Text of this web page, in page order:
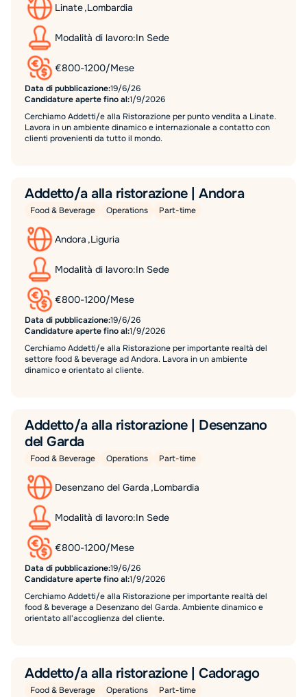
Linate,Lombardia
Modalità di lavoro:In Sede
€800-1200/Mese
Data di pubblicazione:19/6/26
Candidature aperte fino al:1/9/2026
Cerchiamo Addetti/e alla Ristorazione per punto vendita a Linate.
Lavora in un ambiente dinamico e internazionale a contatto con
clienti provenienti da tutto il mondo.
Addetto/a alla ristorazione | Andora
Food & Beverage Operations Part-time
Andora ,Liguria
Modalità di lavoro:In Sede
€800-1200/Mese
Data di pubblicazione:19/6/26
Candidature aperte fino al:1/9/2026
Cerchiamo Addetti/e alla Ristorazione per importante realtà del
settore food & beverage ad Andora. Lavora in un ambiente
dinamico e orientato al cliente.
Addetto/a alla ristorazione | Desenzano
del Garda
Food & Beverage Operations Part-time
Desenzano del Garda ,Lombardia
Modalità di lavoro:In Sede
€800-1200/Mese
Data di pubblicazione:19/6/26
Candidature aperte fino al:1/9/2026
Cerchiamo Addetti/e alla Ristorazione per importante realtà del
food & beverage a Desenzano del Garda. Ambiente dinamico e
orientato all'accoglienza del cliente.
Addetto/a alla ristorazione | Cadorago
Food & Beverage Operations Part-time